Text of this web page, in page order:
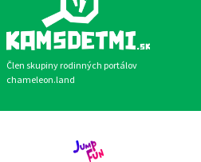
Člen skupiny rodinných portálov
chameleon.land